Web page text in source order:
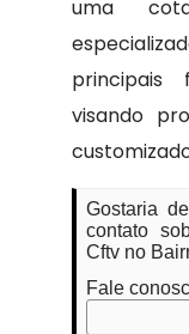
uma
principais
visando
Gostaria
contato
Cftv no
Fale